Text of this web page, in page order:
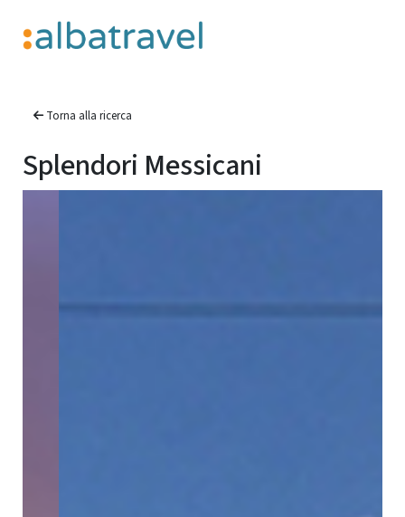
Torna alla ricerca
Splendori Messicani